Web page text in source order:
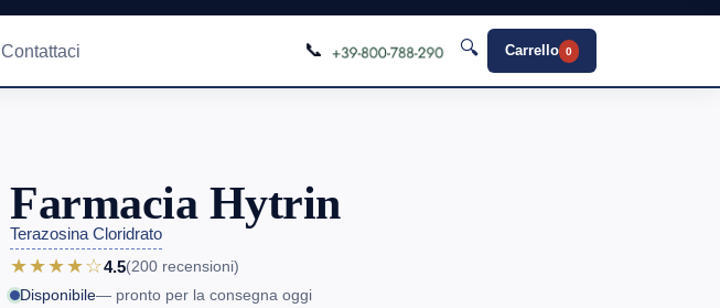
Contattaci 📞 🔍 Carrello 0
Farmacia Hytrin
Terazosina Cloridrato
★★★★☆4.5(200 recensioni)
Disponibile— pronto per la consegna oggi